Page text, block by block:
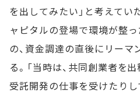
を出してみたい」と考えてい
ャピタルの登場で環境が整
の、資金調達の直後にリーマ
る。「当時は、共同創業者を
受託開発の仕事を受けたりし